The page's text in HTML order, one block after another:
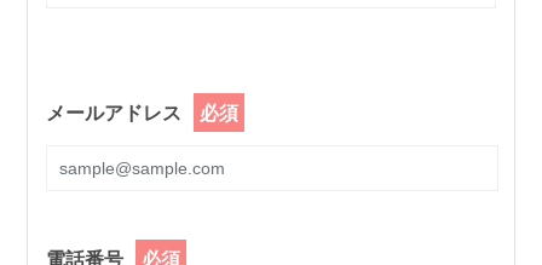
メールアドレス
電話番号